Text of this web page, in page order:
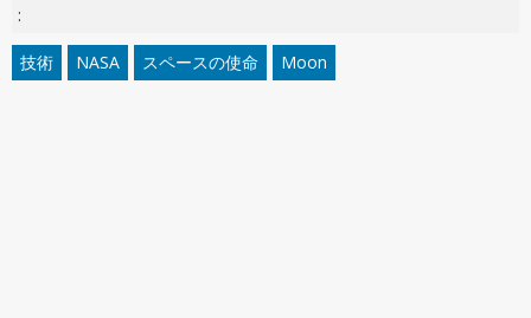
:
技術 NASA スペースの使命 Moon